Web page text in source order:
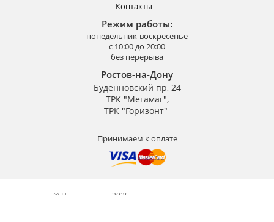
Контакты
Режим работы:
понедельник-воскресенье
с 10:00 до 20:00
без перерыва
Ростов-на-Дону
Буденновский пр, 24
ТРК "Мегамаг",
ТРК "Горизонт"
Принимаем к оплате
© Новое время, 2025 интернет магазин часов